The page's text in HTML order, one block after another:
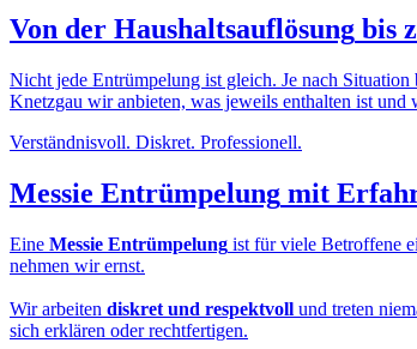
Von der Haushaltsauflösung bis
Nicht jede Entrümpelung ist gleich. Je nach
Knetzgau wir anbieten, was jeweils enthalten ist und
Verständnisvoll. Diskret. Professionell.
Messie Entrümpelung mit
Eine Messie Entrümpelung ist für viele Betroffene
nehmen wir ernst.
Wir arbeiten diskret und respektvoll und treten
sich erklären oder rechtfertigen.